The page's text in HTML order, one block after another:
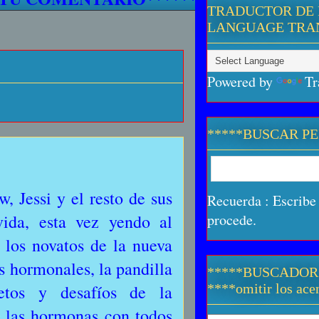
Jessi y el resto de sus
esta vez yendo al
novatos de la nueva
hormonales, la pandilla
y desafíos de la
TRADUCTOR
LANGUAGE
Powered by
*****BUSCAR
Recuerda :
procede.
****omitir los